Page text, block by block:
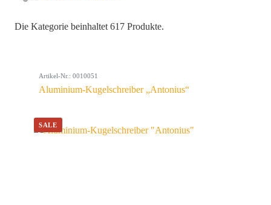
Farbe
Werbeanbringung
Die Kategorie beinhaltet 617 Produkte.
Artikel-Nr.: 0010051
Aluminium-Kugelschreiber „Antonius“